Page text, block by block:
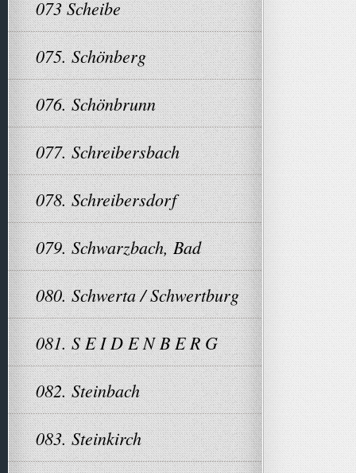
073 Scheibe
075. Schönberg
076. Schönbrunn
077. Schreibersbach
078. Schreibersdorf
079. Schwarzbach, Bad
080. Schwerta / Schwertburg
081. S E I D E N B E R G
082. Steinbach
083. Steinkirch